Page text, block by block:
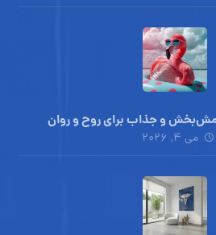
و جذاب‌ برای روح و روان
می ۴, ۲۰۲۶